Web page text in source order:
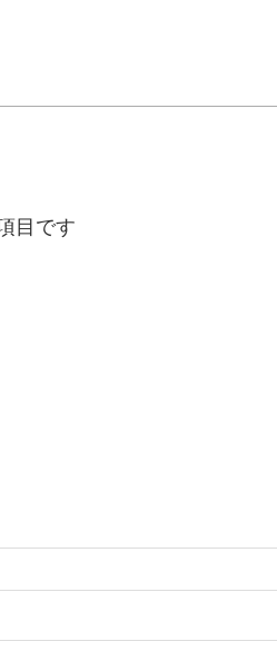
目です